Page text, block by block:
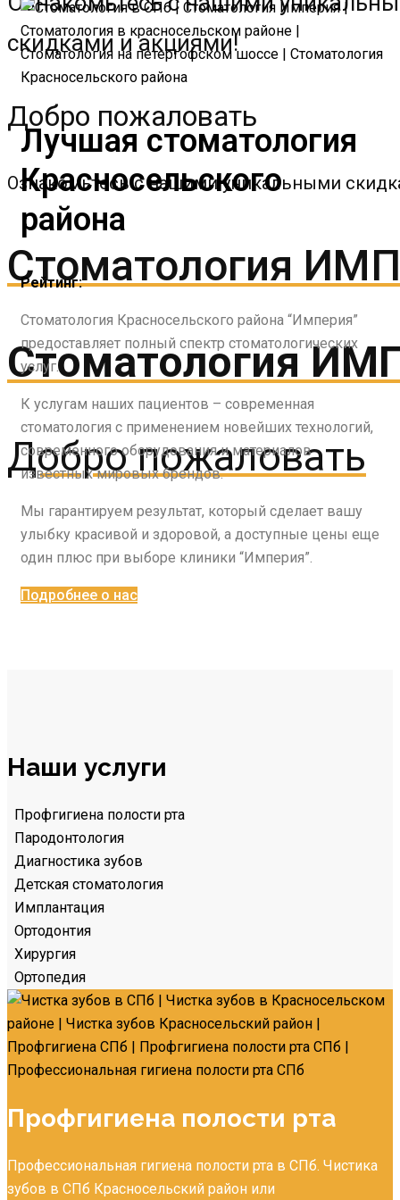
скидками и акциями!
Добро пожаловать
Ознакомьтесь с нашими уникальными
Стоматология
Стоматология
Добро пожаловать
Лучшая стоматология
Красносельского
района
Рейтинг:
Стоматология Красносельского района “Империя”
предоставляет полный спектр стоматологических
услуг.
К услугам наших пациентов – современная
стоматология с применением новейших технологий,
современного оборудования и материалов
известных мировых брендов.
Мы гарантируем результат, который сделает вашу
улыбку красивой и здоровой, а доступные цены еще
один плюс при выборе клиники “Империя”.
Подробнее о нас
Наши услуги
Профгигиена полости рта
Пародонтология
Диагностика зубов
Детская стоматология
Имплантация
Ортодонтия
Хирургия
Ортопедия
Профгигиена полости рта
Профессиональная гигиена полости рта в СПб. Чистика
зубов в СПб Красносельский район или